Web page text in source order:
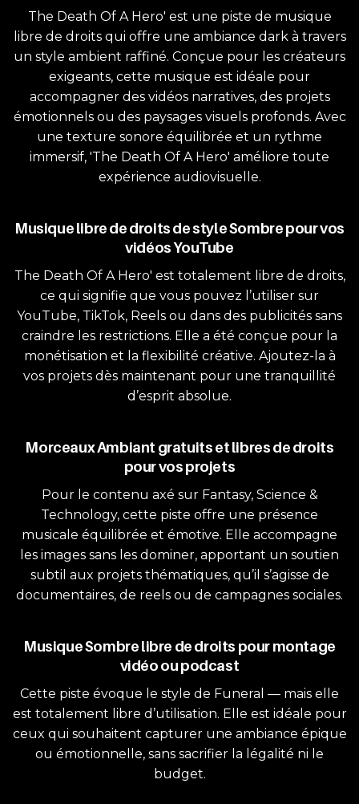
The Death Of A Hero' est une piste de musique
libre de droits qui offre une ambiance dark à travers
un style ambient raffiné. Conçue pour les créateurs
exigeants, cette musique est idéale pour
accompagner des vidéos narratives, des projets
émotionnels ou des paysages visuels profonds. Avec
une texture sonore équilibrée et un rythme
immersif, 'The Death Of A Hero' améliore toute
expérience audiovisuelle.
Musique libre de droits de style Sombre pour vos
vidéos YouTube
The Death Of A Hero' est totalement libre de droits,
ce qui signifie que vous pouvez l’utiliser sur
YouTube, TikTok, Reels ou dans des publicités sans
craindre les restrictions. Elle a été conçue pour la
monétisation et la flexibilité créative. Ajoutez-la à
vos projets dès maintenant pour une tranquillité
d’esprit absolue.
Morceaux Ambiant gratuits et libres de droits
pour vos projets
Pour le contenu axé sur Fantasy, Science &
Technology, cette piste offre une présence
musicale équilibrée et émotive. Elle accompagne
les images sans les dominer, apportant un soutien
subtil aux projets thématiques, qu’il s’agisse de
documentaires, de reels ou de campagnes sociales.
Musique Sombre libre de droits pour montage
vidéo ou podcast
Cette piste évoque le style de Funeral — mais elle
est totalement libre d’utilisation. Elle est idéale pour
ceux qui souhaitent capturer une ambiance épique
ou émotionnelle, sans sacrifier la légalité ni le
budget.